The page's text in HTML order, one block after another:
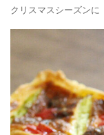
クリスマスシーズンに